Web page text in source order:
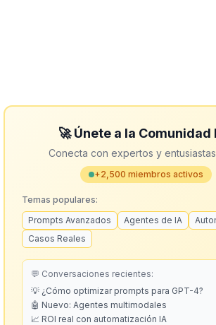
🚀 Únete a la Comunidad
Conecta con expertos y
+2,500 miembros activos
Temas populares:
Prompts Avanzados
Agentes de IA
Casos Reales
💬 Conversaciones recientes:
💡 ¿Cómo optimizar prompts para GPT-4?
🤖 Nuevo: Agentes multimodales
📈 ROI real con automatización IA